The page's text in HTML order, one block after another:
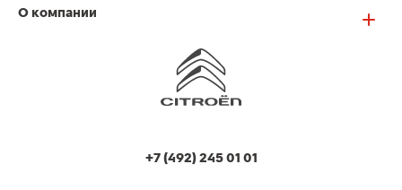
О компании
+7 (492) 245 01 01